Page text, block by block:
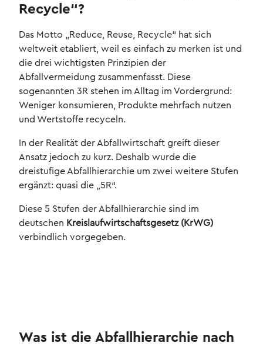
Recycle“?
Das Motto „Reduce, Reuse, Recycle“ hat sich
weltweit etabliert, weil es einfach zu merken ist und
die drei wichtigsten Prinzipien der
Abfallvermeidung zusammenfasst. Diese
sogenannten 3R stehen im Alltag im Vordergrund:
Weniger konsumieren, Produkte mehrfach nutzen
und Wertstoffe recyceln.
In der Realität der Abfallwirtschaft greift dieser
Ansatz jedoch zu kurz. Deshalb wurde die
dreistufige Abfallhierarchie um zwei weitere Stufen
ergänzt: quasi die „5R“.
Diese 5 Stufen der Abfallhierarchie sind im
deutschen Kreislaufwirtschaftsgesetz (KrWG)
verbindlich vorgegeben.
Was ist die Abfallhierarchie nach